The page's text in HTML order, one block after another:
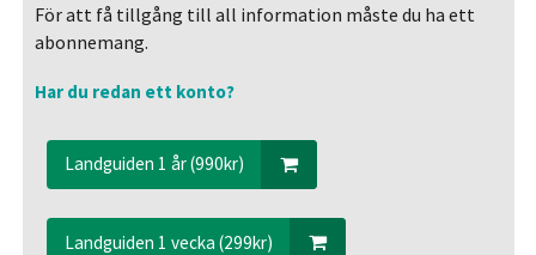
För att få tillgång till all information måste du ha ett
abonnemang.
Har du redan ett konto?
Landguiden 1 år (990kr)
Landguiden 1 vecka (299kr)